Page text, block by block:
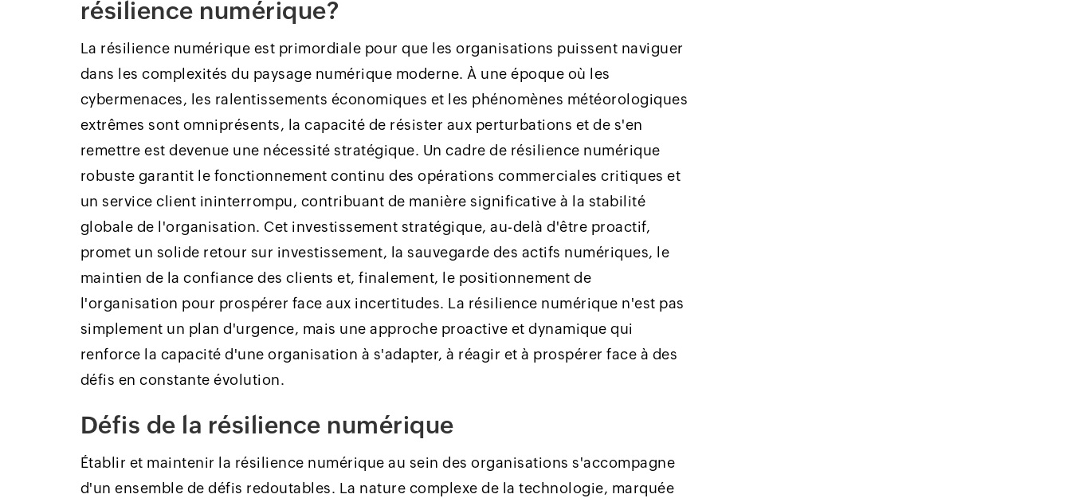
résilience numérique?
La résilience numérique est primordiale pour que les organisations puissent naviguer
dans les complexités du paysage numérique moderne. À une époque où les
cybermenaces, les ralentissements économiques et les phénomènes météorologiques
extrêmes sont omniprésents, la capacité de résister aux perturbations et de s'en
remettre est devenue une nécessité stratégique. Un cadre de résilience numérique
robuste garantit le fonctionnement continu des opérations commerciales critiques et
un service client ininterrompu, contribuant de manière significative à la stabilité
globale de l'organisation. Cet investissement stratégique, au-delà d'être proactif,
promet un solide retour sur investissement, la sauvegarde des actifs numériques, le
maintien de la confiance des clients et, finalement, le positionnement de
l'organisation pour prospérer face aux incertitudes. La résilience numérique n'est pas
simplement un plan d'urgence, mais une approche proactive et dynamique qui
renforce la capacité d'une organisation à s'adapter, à réagir et à prospérer face à des
défis en constante évolution.
Défis de la résilience numérique
Établir et maintenir la résilience numérique au sein des organisations s'accompagne
d'un ensemble de défis redoutables. La nature complexe de la technologie, marquée